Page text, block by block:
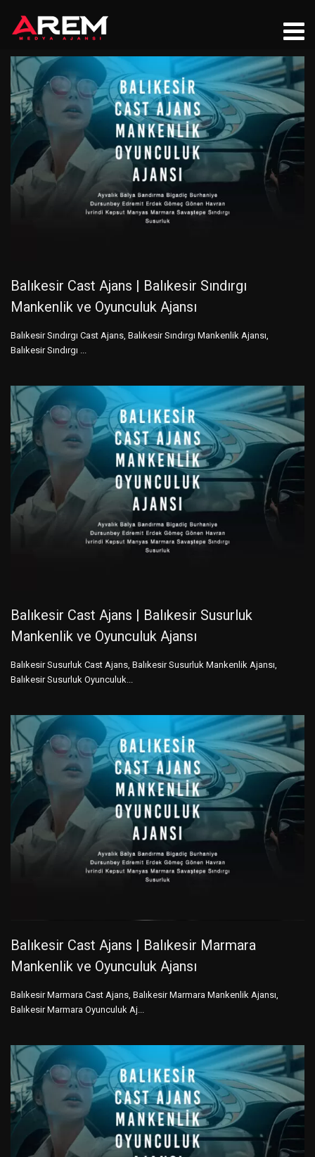
Balıkesir Cast Ajans | Balıkesir Sındırgı
Mankenlik ve Oyunculuk Ajansı
Balıkesir Sındırgı Cast Ajans, Balıkesir Sındırgı Mankenlik Ajansı,
Balıkesir Sındırgı ...
Balıkesir Cast Ajans | Balıkesir Susurluk
Mankenlik ve Oyunculuk Ajansı
Balıkesir Susurluk Cast Ajans, Balıkesir Susurluk Mankenlik Ajansı,
Balıkesir Susurluk Oyunculuk...
Balıkesir Cast Ajans | Balıkesir Marmara
Mankenlik ve Oyunculuk Ajansı
Balıkesir Marmara Cast Ajans, Balıkesir Marmara Mankenlik Ajansı,
Balıkesir Marmara Oyunculuk Aj...